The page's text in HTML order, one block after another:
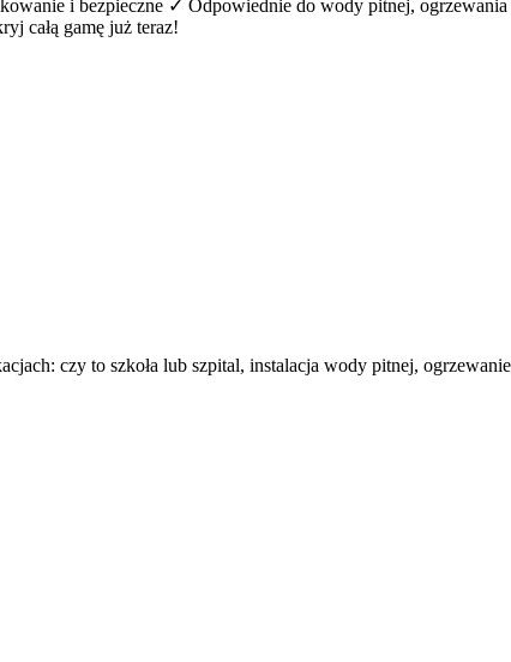
i bezpieczne ✓ Odpowiednie do wody pitnej,
całą gamę już teraz!
czy to szkoła lub szpital, instalacja wody pitnej,